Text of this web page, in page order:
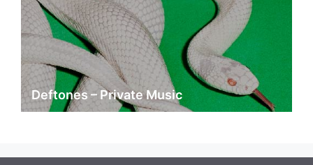
Deftones – Private Music